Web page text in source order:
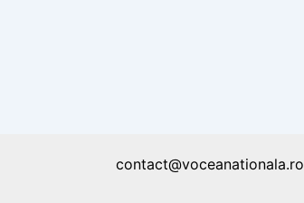
contact@voceanationala.ro